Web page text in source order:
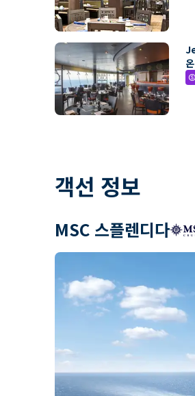
온
객선 정보
MSC 스플렌디다